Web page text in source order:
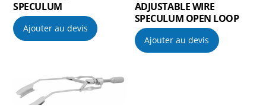
SPECULUM
Ajouter au devis
ADJUSTABLE WIRE
SPECULUM OPEN LOOP
Ajouter au devis